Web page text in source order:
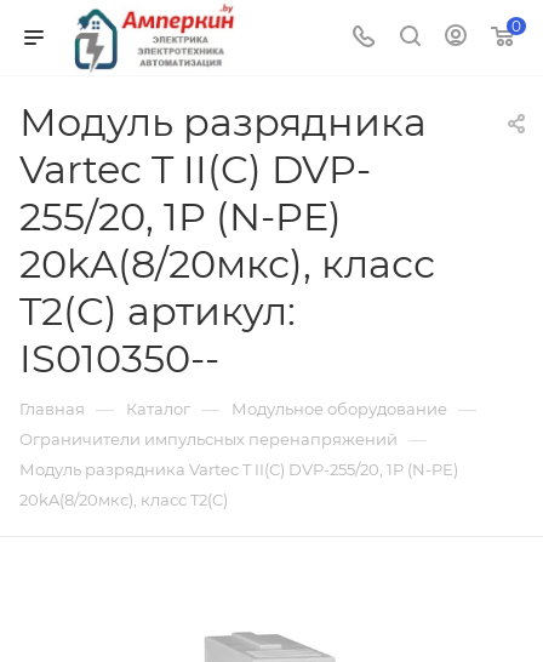
0
Модуль разрядника
Vartec T II(C) DVP-
255/20, 1P (N-PE)
20kA(8/20мкс), класс
T2(C) артикул:
IS010350--
Главная — Каталог — Модульное оборудование —
Ограничители импульсных перенапряжений —
Модуль разрядника Vartec T II(C) DVP-255/20, 1P (N-PE)
20kA(8/20мкс), класс T2(C)